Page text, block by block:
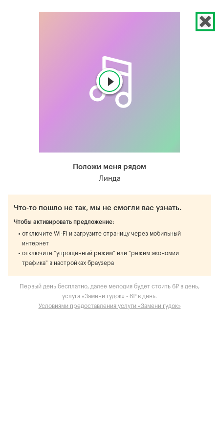
Положи меня рядом
Линда
Что-то пошло не так, мы не смогли вас узнать.
Чтобы активировать предложение:
отключите Wi-Fi и загрузите страницу через мобильный
интернет
отключите "упрощенный режим" или "режим экономии
трафика" в настройках браузера
Первый день бесплатно, далее мелодия будет стоить 6₽ в день,
услуга «Замени гудок» - 6₽ в день.
Условиями предоставления услуги «Замени гудок»